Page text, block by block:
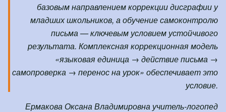
базовым направлением коррекции дисграфии у
младших школьников, а обучение самоконтролю
письма — ключевым условием устойчивого
результата. Комплексная коррекционная модель
«языковая единица → действие письма →
самопроверка → перенос на урок» обеспечивает это
условие.
Ермакова Оксана Владимировна учитель-логопед